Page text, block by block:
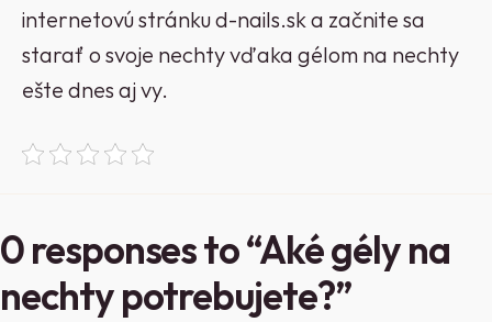
internetovú stránku d-nails.sk a začnite sa
starať o svoje nechty vďaka gélom na nechty
ešte dnes aj vy.
0 responses to “Aké gély na
nechty potrebujete?”